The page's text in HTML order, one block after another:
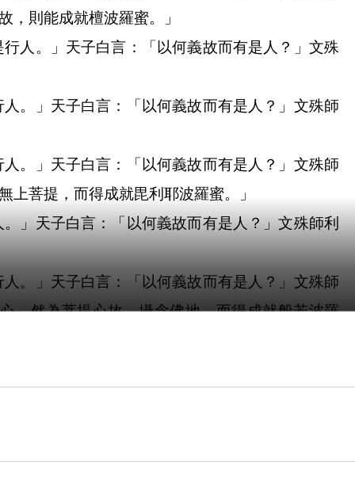
，則能成就檀波羅蜜。」
人。」天子白言：「以何義故而有是人？」文殊
。」天子白言：「以何義故而有是人？」文殊師
。」天子白言：「以何義故而有是人？」文殊師
菩提，而得成就毘利耶波羅蜜。」
」天子白言：「以何義故而有是人？」文殊師利
。」天子白言：「以何義故而有是人？」文殊師
。然為菩提心故，攝念佛地，而得成就般若波羅
業真實不虛，所以者何？汝今聽我略說，般若波
，瞋恚怠慢不攝念，心不樂聲聞緣覺道行。若心
」佛言：「修行菩薩實怖煩惱，恐入聲聞地位。
身肉不截其頭，何以故？若存其首，尚得修集功